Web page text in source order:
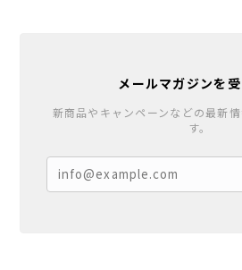
メールマガジンを
新商品やキャンペーンなどの最新
す。